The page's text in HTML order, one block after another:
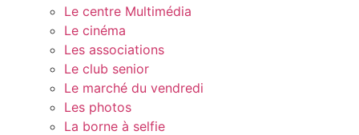
Le centre Multimédia
Le cinéma
Les associations
Le club senior
Le marché du vendredi
Les photos
La borne à selfie